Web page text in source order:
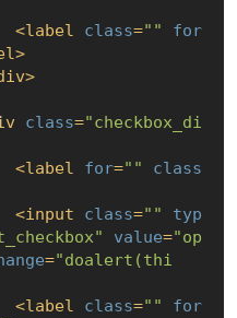
<label class=""
for
>
>
class="checkbox_di
<label for=""
class
<input class=""
typ
value="op
="doalert(thi
<label class=""
for